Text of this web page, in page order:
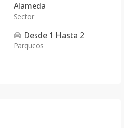
Alameda
Sector
Desde 1 Hasta 2
Parqueos